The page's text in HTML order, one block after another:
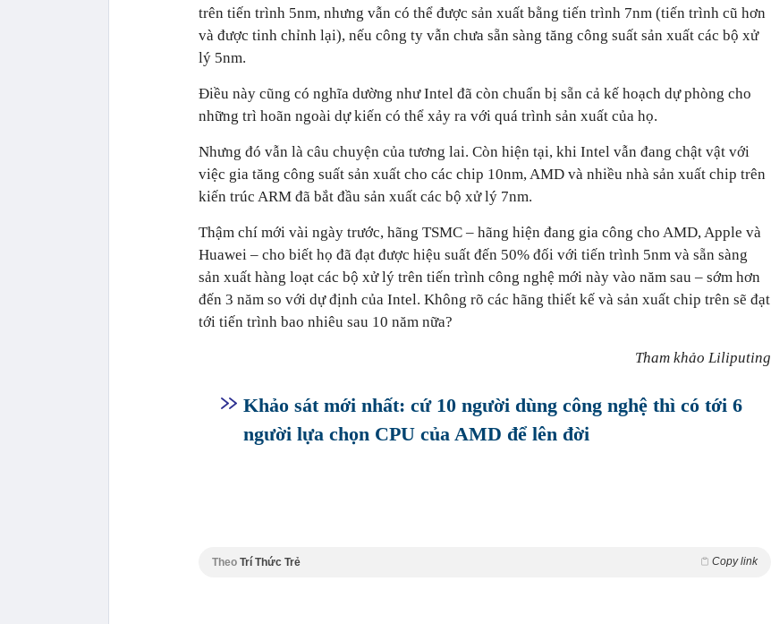
trên tiến trình 5nm, nhưng vẫn có thể được sản xuất bằng tiến trình 7nm (tiến trình cũ hơn
và được tinh chỉnh lại), nếu công ty vẫn chưa sẵn sàng tăng công suất sản xuất các bộ xử
lý 5nm.
Điều này cũng có nghĩa dường như Intel đã còn chuẩn bị sẵn cả kế hoạch dự phòng cho
những trì hoãn ngoài dự kiến có thể xảy ra với quá trình sản xuất của họ.
Nhưng đó vẫn là câu chuyện của tương lai. Còn hiện tại, khi Intel vẫn đang chật vật với
việc gia tăng công suất sản xuất cho các chip 10nm, AMD và nhiều nhà sản xuất chip trên
kiến trúc ARM đã bắt đầu sản xuất các bộ xử lý 7nm.
Thậm chí mới vài ngày trước, hãng TSMC – hãng hiện đang gia công cho AMD, Apple và
Huawei – cho biết họ đã đạt được hiệu suất đến 50% đối với tiến trình 5nm và sẵn sàng
sản xuất hàng loạt các bộ xử lý trên tiến trình công nghệ mới này vào năm sau – sớm hơn
đến 3 năm so với dự định của Intel. Không rõ các hãng thiết kế và sản xuất chip trên sẽ đạt
tới tiến trình bao nhiêu sau 10 năm nữa?
Tham khảo Liliputing
Khảo sát mới nhất: cứ 10 người dùng công nghệ thì có tới 6
người lựa chọn CPU của AMD để lên đời
Theo Trí Thức Trẻ Copy link